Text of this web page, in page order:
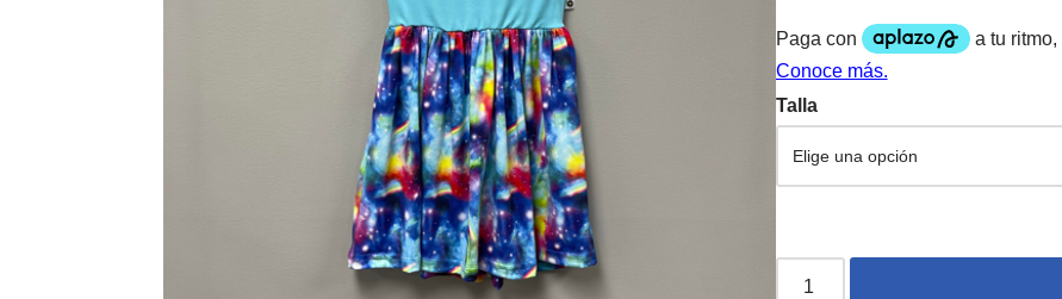
Talla